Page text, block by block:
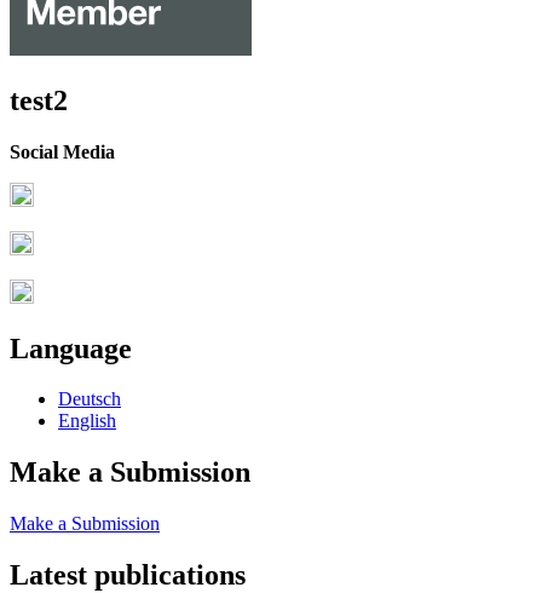
test2
Social Media
Language
Deutsch
English
Make a Submission
Make a Submission
Latest publications